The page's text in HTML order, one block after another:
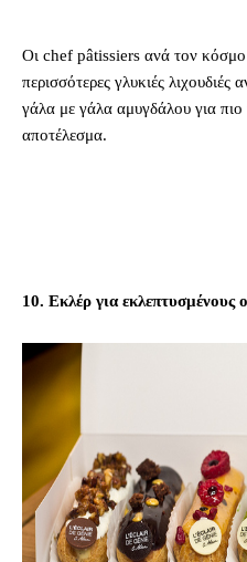
Οι chef pâtissiers ανά τον κόσμο
περισσότερες γλυκιές λιχουδιές
γάλα με γάλα αμυγδάλου για
αποτέλεσμα.
10. Εκλέρ για εκλεπτυσμένους